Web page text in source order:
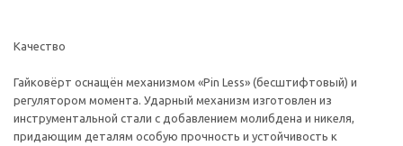
Качество
Гайковёрт оснащён механизмом «Pin Less» (бесштифтовый) и
регулятором момента. Ударный механизм изготовлен из
инструментальной стали с добавлением молибдена и никеля,
придающим деталям особую прочность и устойчивость к